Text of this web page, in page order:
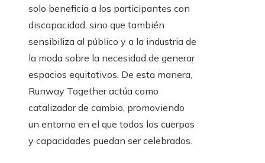
solo beneficia a los participantes con
discapacidad, sino que también
sensibiliza al público y a la industria de
la moda sobre la necesidad de generar
espacios equitativos. De esta manera,
Runway Together actúa como
catalizador de cambio, promoviendo
un entorno en el que todos los cuerpos
y capacidades puedan ser celebrados.